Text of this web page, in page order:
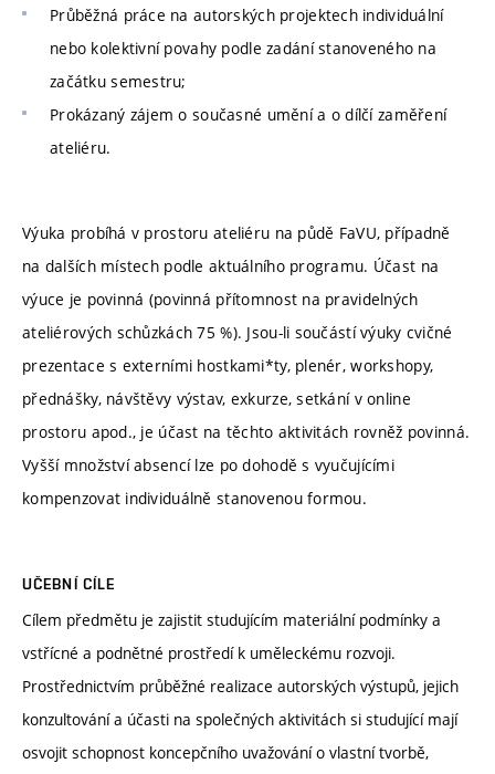
Průběžná práce na autorských projektech individuální
nebo kolektivní povahy podle zadání stanoveného na
začátku semestru;
Prokázaný zájem o současné umění a o dílčí zaměření
ateliéru.
Výuka probíhá v prostoru ateliéru na půdě FaVU, případně
na dalších místech podle aktuálního programu. Účast na
výuce je povinná (povinná přítomnost na pravidelných
ateliérových schůzkách 75 %). Jsou-li součástí výuky cvičné
prezentace s externími hostkami*ty, plenér, workshopy,
přednášky, návštěvy výstav, exkurze, setkání v online
prostoru apod., je účast na těchto aktivitách rovněž povinná.
Vyšší množství absencí lze po dohodě s vyučujícími
kompenzovat individuálně stanovenou formou.
UČEBNÍ CÍLE
Cílem předmětu je zajistit studujícím materiální podmínky a
vstřícné a podnětné prostředí k uměleckému rozvoji.
Prostřednictvím průběžné realizace autorských výstupů, jejich
konzultování a účasti na společných aktivitách si studující mají
osvojit schopnost koncepčního uvažování o vlastní tvorbě,